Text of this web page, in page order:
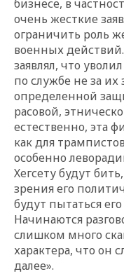
бизнесе, в
очень жесткие
ограничить роль
военных
заявлял, что
по службе не за их
определенной
расовой,
естественно, эта
как для
особенно
Хегсету будут
зрения его
будут пытаться
Начинаются
слишком много
характера, что он
далее».